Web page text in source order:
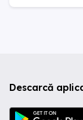
Descarcă